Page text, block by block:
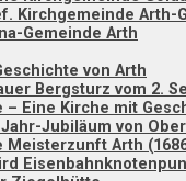
Kirchgemeinde Arth-
Gemeinde Arth
von Arth
Bergsturz vom 2.
– Eine Kirche mit
Jubiläum von
Meisterzunft Arth